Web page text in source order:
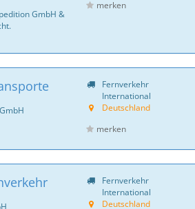
GmbH &
merken
Fernverkehr
International
Deutschland
merken
Fernverkehr
International
Deutschland